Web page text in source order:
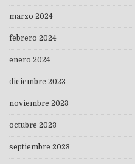
marzo 2024
febrero 2024
enero 2024
diciembre 2023
noviembre 2023
octubre 2023
septiembre 2023